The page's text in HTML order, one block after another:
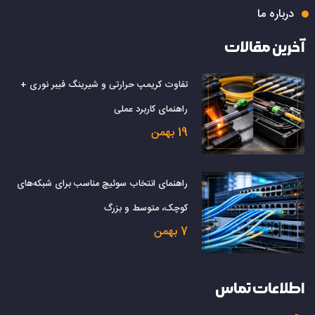
درباره ما
آخرین مقالات
تفاوت کریمپ حرارتی و شیرینگ فیبر نوری +
راهنمای کاربرد عملی
19 بهمن
راهنمای انتخاب سوئیچ مناسب برای شبکه‌های
کوچک، متوسط و بزرگ
7 بهمن
اطلاعات تماس